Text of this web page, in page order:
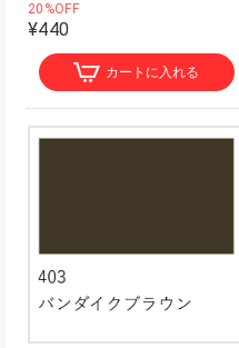
20%OFF
¥440
カートに入れる